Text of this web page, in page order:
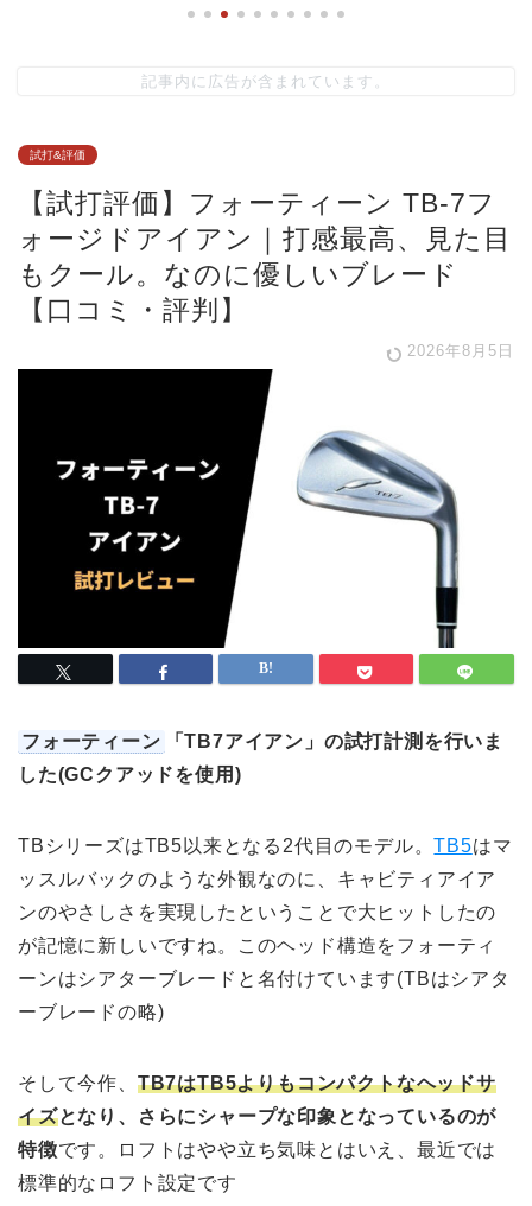
記事内に広告が含まれています。
試打&評価
【試打評価】フォーティーン TB-7フ
ォージドアイアン｜打感最高、見た目
もクール。なのに優しいブレード
【口コミ・評判】
2026年8月5日
フォーティーン
「TB7アイアン」の試打計測を行いま
した(GCクアッドを使用)
TBシリーズはTB5以来となる2代目のモデル。TB5はマ
ッスルバックのような外観なのに、キャビティアイア
ンのやさしさを実現したということで大ヒットしたの
が記憶に新しいですね。このヘッド構造をフォーティ
ーンはシアターブレードと名付けています(TBはシアタ
ーブレードの略)
そして今作、 TB7はTB5よりもコンパクトなヘッドサ
イズとなり、さらにシャープな印象となっているのが
特徴です。ロフトはやや立ち気味とはいえ、最近では
標準的なロフト設定です